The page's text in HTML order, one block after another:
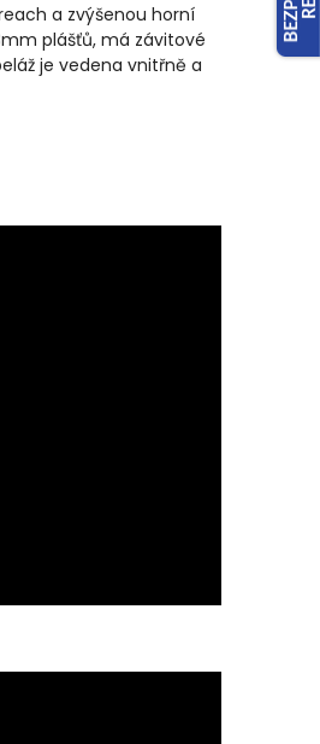
a zvýšenou horní
plášťů, má závitové
je vedena vnitřně a